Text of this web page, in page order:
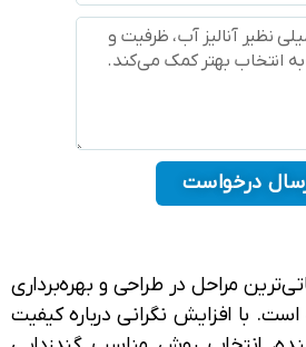
درخواست
مراحل در طراحی و بهره‌برداری
افزایش نگرانی درباره کیفیت